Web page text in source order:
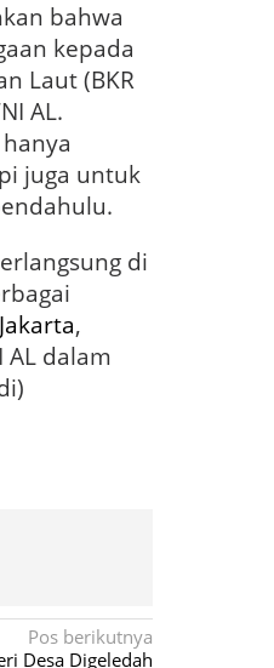
bahwa
kepada
Laut (BKR
AL.
juga untuk
di
Jakarta,
dalam
Pos berikutnya
Desa Digeledah